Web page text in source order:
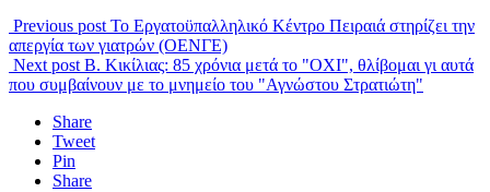
Previous post Το Εργατοϋπαλληλικό Κέντρο Πειραιά στηρίζει την
απεργία των γιατρών (ΟΕΝΓΕ)
Next post Β. Κικίλιας: 85 χρόνια μετά το "ΟΧΙ", θλίβομαι γι αυτά
που συμβαίνουν με το μνημείο του "Αγνώστου Στρατιώτη"
Share
Tweet
Pin
Share